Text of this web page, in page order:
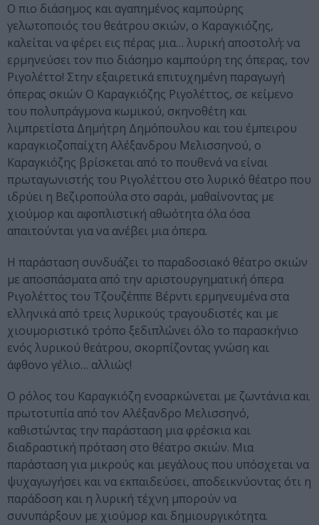
Ο πιο διάσημος και αγαπημένος καμπούρης
γελωτοποιός του θεάτρου σκιών, ο Καραγκιόζης,
καλείται να φέρει εις πέρας μια… λυρική αποστολή: να
ερμηνεύσει τον πιο διάσημο καμπούρη της όπερας, τον
Ριγολέττο! Στην εξαιρετικά επιτυχημένη παραγωγή
όπερας σκιών Ο Καραγκιόζης Ριγολέττος, σε κείμενο
του πολυπράγμονα κωμικού, σκηνοθέτη και
λιμπρετίστα Δημήτρη Δημόπουλου και του έμπειρου
καραγκιοζοπαίχτη Αλέξανδρου Μελισσηνού, ο
Καραγκιόζης βρίσκεται από το πουθενά να είναι
πρωταγωνιστής του Ριγολέττου στο λυρικό θέατρο που
ιδρύει η Βεζιροπούλα στο σαράι, μαθαίνοντας με
χιούμορ και αφοπλιστική αθωότητα όλα όσα
απαιτούνται για να ανέβει μια όπερα.
Η παράσταση συνδυάζει το παραδοσιακό θέατρο σκιών
με αποσπάσματα από την αριστουργηματική όπερα
Ριγολέττος του Τζουζέππε Βέρντι ερμηνευμένα στα
ελληνικά από τρεις λυρικούς τραγουδιστές και με
χιουμοριστικό τρόπο ξεδιπλώνει όλο το παρασκήνιο
ενός λυρικού θεάτρου, σκορπίζοντας γνώση και
άφθονο γέλιο… αλλιώς!
Ο ρόλος του Καραγκιόζη ενσαρκώνεται με ζωντάνια και
πρωτοτυπία από τον Αλέξανδρο Μελισσηνό,
καθιστώντας την παράσταση μια φρέσκια και
διαδραστική πρόταση στο θέατρο σκιών. Μια
παράσταση για μικρούς και μεγάλους που υπόσχεται να
ψυχαγωγήσει και να εκπαιδεύσει, αποδεικνύοντας ότι η
παράδοση και η λυρική τέχνη μπορούν να
συνυπάρξουν με χιούμορ και δημιουργικότητα.